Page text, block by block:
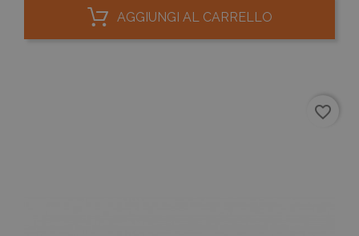
AGGIUNGI AL CARRELLO
favorite_border